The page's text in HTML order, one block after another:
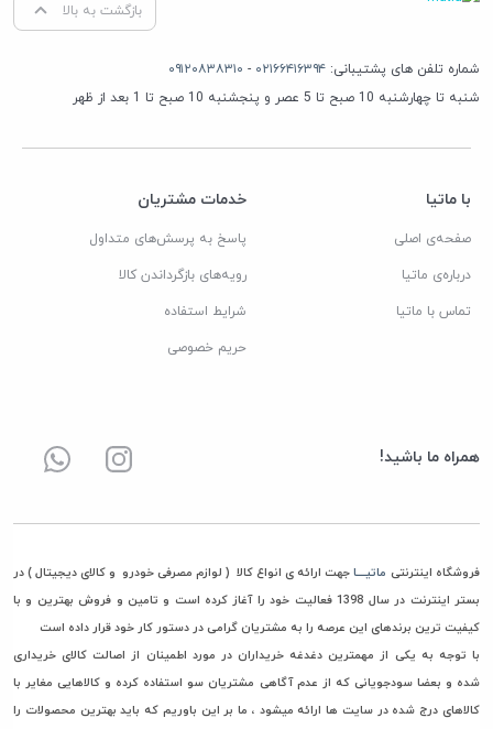
بازگشت به بالا
شماره تلفن های پشتیبانی: ۰۲۱۶۶۴۱۶۳۹۴ - ۰۹۱۲۰۸۳۸۳۱۰
شنبه تا چهارشنبه 10 صبح تا 5 عصر و پنجشنبه 10 صبح تا 1 بعد از ظهر
با ماتیا
صفحه‌ی اصلی
درباره‌ی ماتیا
تماس با ماتیا
خدمات مشتریان
پاسخ به پرسش‌های متداول
رویه‌های بازگرداندن کالا
شرایط استفاده
حریم خصوصی
همراه ما باشید!
فروشگاه اینترنتی ماتیــــا جهت ارائه ی انواع کالا ( لوازم مصرفی خودرو و کالای دیجیتال ) در
بستر اینترنت در سال 1398 فعالیت خود را آغاز کرده است و تامین و فروش بهترین و با
کیفیت ترین برندهای این عرصه را به مشتریان گرامی در دستور کار خود قرار داده است
با توجه به یکی از مهمترین دغدغه خریداران در مورد اطمینان از اصالت کالای خریداری
شده و بعضا سودجویانی که از عدم آگاهی مشتریان سو استفاده کرده و کالاهایی مغایر با
کالاهای درج شده در سایت ها ارائه میشود ، ما بر این باوریم که باید بهترین محصولات را